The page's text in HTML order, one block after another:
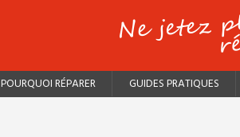
POURQUOI RÉPARER GUIDES PRATIQUES